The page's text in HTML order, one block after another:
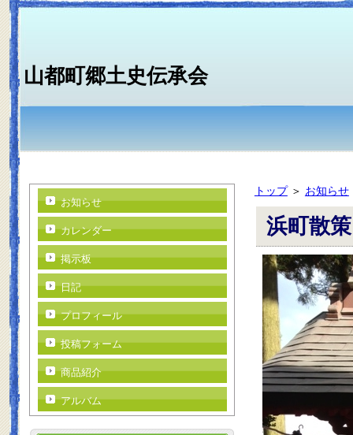
山都町郷土史伝承会
トップ＞ お知らせ
浜町散
お知らせ
カレンダー
掲示板
日記
プロフィール
投稿フォーム
商品紹介
アルバム